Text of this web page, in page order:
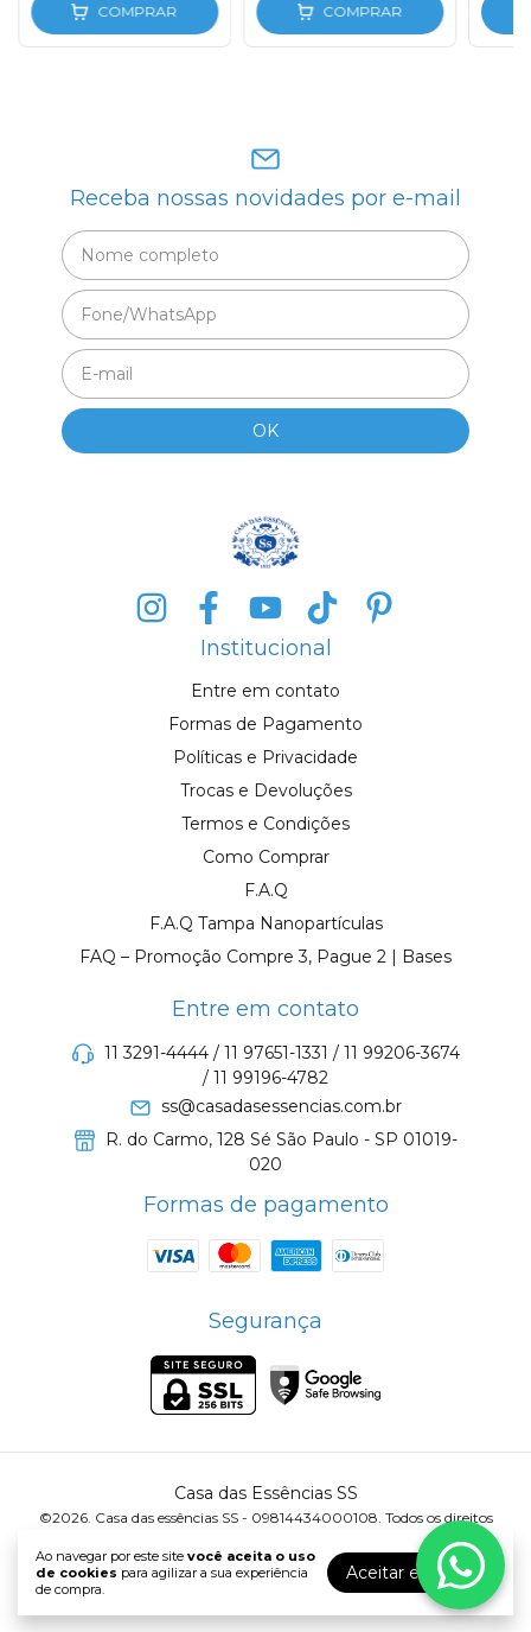
Ao navegar por este site você aceita o uso
de cookies para agilizar a sua experiência
de compra.
Aceitar e fechar
COMPRAR COMPRAR
Receba nossas novidades por e-mail
Institucional
Entre em contato
Formas de Pagamento
Políticas e Privacidade
Trocas e Devoluções
Termos e Condições
Como Comprar
F.A.Q
F.A.Q Tampa Nanopartículas
FAQ – Promoção Compre 3, Pague 2 | Bases
Entre em contato
11 3291-4444 / 11 97651-1331 / 11 99206-3674
/ 11 99196-4782
ss@casadasessencias.com.br
R. do Carmo, 128 Sé São Paulo - SP 01019-
020
Formas de pagamento
Segurança
Casa das Essências SS
©2026. Casa das essências SS - 09814434000108. Todos os direitos